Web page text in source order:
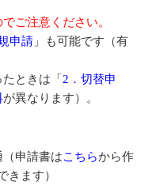
ご注意ください。
申請 」も可能です（有
ときは「 2．切替申
が異なります）。
（申請書はこちらから作
きます）